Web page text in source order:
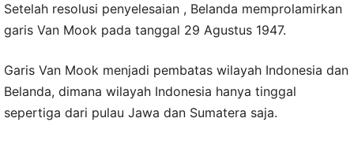
Setelah resolusi penyelesaian , Belanda memprolamirkan
garis Van Mook pada tanggal 29 Agustus 1947.
Garis Van Mook menjadi pembatas wilayah Indonesia dan
Belanda, dimana wilayah Indonesia hanya tinggal
sepertiga dari pulau Jawa dan Sumatera saja.